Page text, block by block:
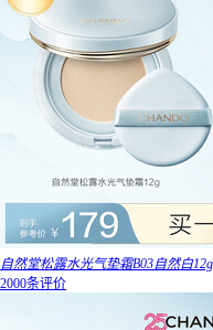
自然堂松露水光气垫霜B03自然白
2000条评价